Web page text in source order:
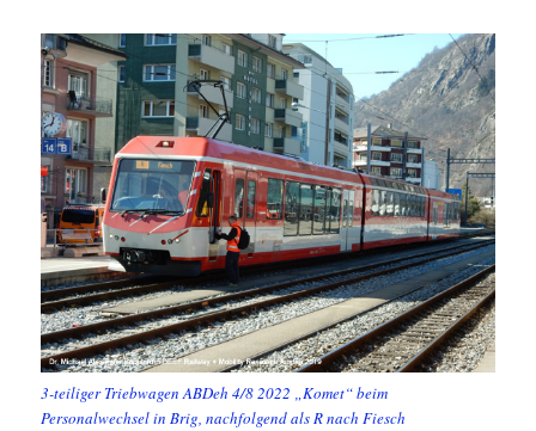
3-teiliger Triebwagen ABDeh 4/8 2022 „Komet“ beim
Personalwechsel in Brig, nachfolgend als R nach Fiesch